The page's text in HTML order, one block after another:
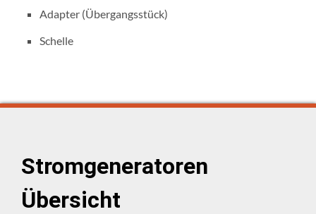
Adapter (Übergangsstück)
Schelle
Stromgeneratoren
Übersicht